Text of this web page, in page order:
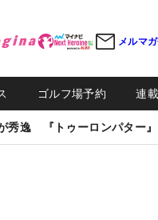
メルマ
ゴルフ場予約 連載
秀逸 『トゥーロンパター』